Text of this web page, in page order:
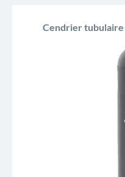
Cendrier tubulaire